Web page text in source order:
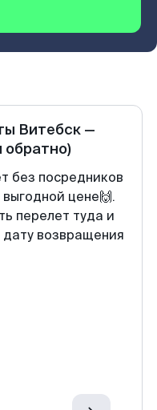
Витебск—
обратно)
без посредников
цене🙌.
перелет туда и
возвращения